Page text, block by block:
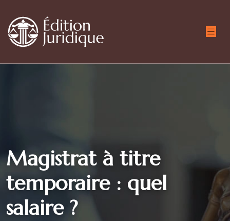
Magistrat à titre
temporaire : quel
salaire ?